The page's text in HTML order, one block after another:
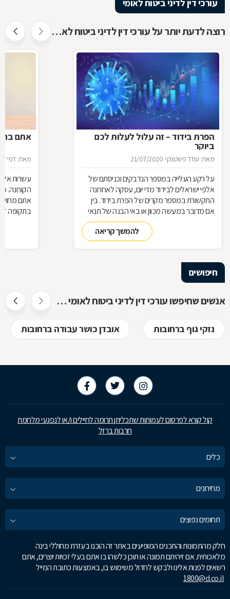
עורכי דין לדיני ביטוח לאומי
רוצה לדעת יותר על עורכי דין לדיני ביטוח לאומי ?
הפרת בידוד – זה עלול לעלות לכם
ביוקר
מאת: עודד פשטצקי 21/07/2020
על רקע העלייה במספר הנדבקים וכניסתם של
אלפי ישראלים לבידוד מדי יום, עסקה לאחרונה
התקשורת במספר מקרים של הפרת בידוד. בין
אם מדובר במעשה מכוון או באי הבנה של תנאי
הבידוד, להפרת הבידוד ישנן השלכות אותן חשוב
להמשך קריאה
אתם
מאת: דפי
עשרות
הקורונה.
אתם
בתקופה
חיפושים
אנשים שחיפשו עורכי דין לדיני ביטוח לאומי חיפשו גם
נזקי גוף ברחובות אובדן כושר עבודה ברחובות
קול קורא לפרסום לעמותות שתכליתן תרומה לחיילים ו/או לנפגעי מלחמת
חרבות ברזל
כלים
מחירונים
תחומים נפוצים
חלק מהתמונות והתכנים המופיעים באתר זה הוכנו בעזרת מחוללי בינה
מלאכותית. אם זיהיתם תמונה או תוכן כלשהו בו אתם בעלי זכויות יוצרים, אתם
רשאים לפנות אלינו ולבקש לחדול משימוש בו, באמצעות כתובת המייל
1800@d.co.il